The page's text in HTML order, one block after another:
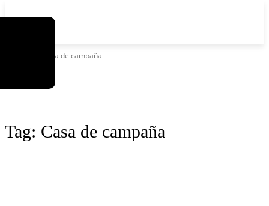
Casa de campaña
Tag: Casa de campaña